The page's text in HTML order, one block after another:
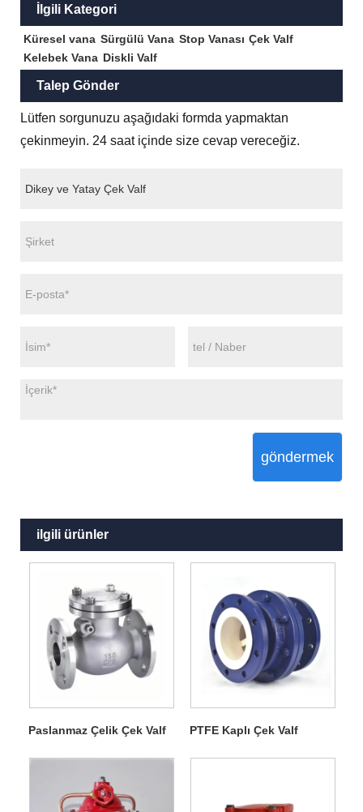
İlgili Kategori
Küresel vana Sürgülü Vana Stop Vanası Çek Valf
Kelebek Vana Diskli Valf
Talep Gönder
Lütfen sorgunuzu aşağıdaki formda yapmaktan
çekinmeyin. 24 saat içinde size cevap vereceğiz.
göndermek
ilgili ürünler
Paslanmaz Çelik Çek Valf PTFE Kaplı Çek Valf